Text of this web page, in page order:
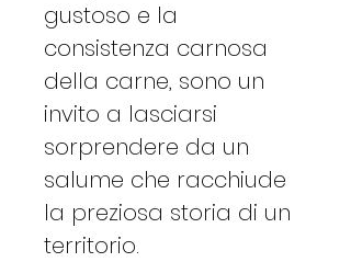
gustoso e la
consistenza carnosa
della carne, sono un
invito a lasciarsi
sorprendere da un
salume che racchiude
la preziosa storia di un
territorio.